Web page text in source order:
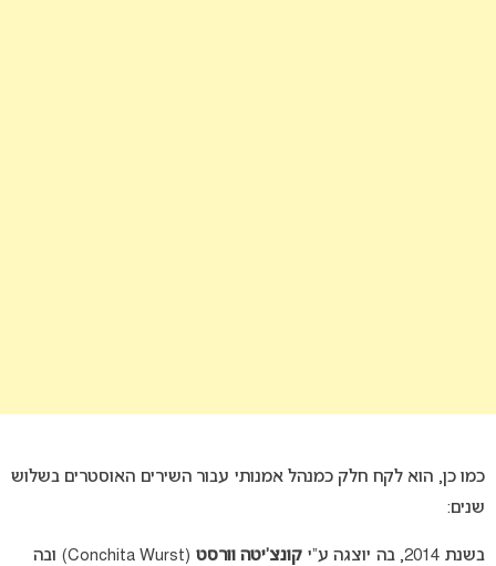
כמו כן, הוא לקח חלק כמנהל אמנותי עבור השירים האוסטרים בשלוש
שנים:
בשנת 2014, בה יוצגה ע”י קונצ’יטה וורסט
(Conchita Wurst) ובה